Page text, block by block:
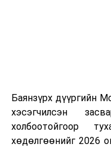
болон дулааны
болдог. Зарим
үлдэх үнснээс
авах боломжтой аж.
Баянзүрх дүүргийн
хэсэгчилсэн
холбоотойгоор
хөдөлгөөнийг 2026